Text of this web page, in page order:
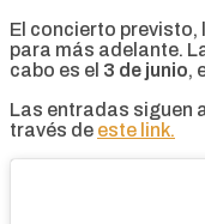
El concierto previsto,
para más adelante.
cabo es el 3 de junio,
Las entradas siguen
través de este link.